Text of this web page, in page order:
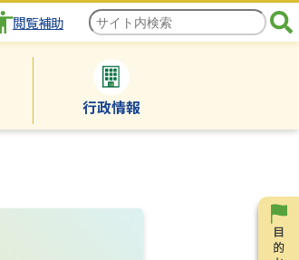
閲覧補助
行政情報